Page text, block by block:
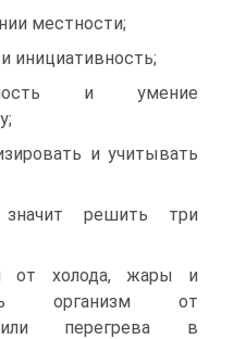
местности;
инициативность;
и умение
и учитывать
решить три
от холода, жары и
организм от
или перегрева в